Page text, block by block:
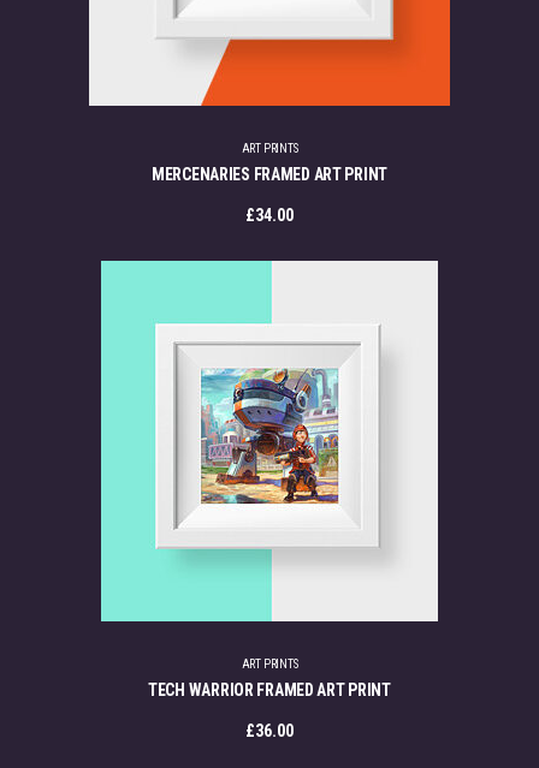
ART PRINTS
MERCENARIES FRAMED ART PRINT
£34.00
ART PRINTS
TECH WARRIOR FRAMED ART PRINT
£36.00